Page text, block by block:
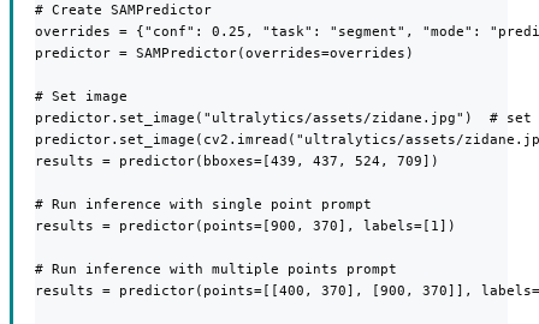
# Create SAMPredictor
overrides = {"conf": 0.25, "task": "segment", "mode":
predictor = SAMPredictor(overrides=overrides)
# Set image
predictor.set_image("ultralytics/assets/zidane.jpg")  #
predictor.set_image(cv2.imread("ultralytics/assets/
results = predictor(bboxes=[439, 437, 524, 709])
# Run inference with single point prompt
results = predictor(points=[900, 370], labels=[1])
# Run inference with multiple points prompt
results = predictor(points=[[400, 370], [900, 370]],